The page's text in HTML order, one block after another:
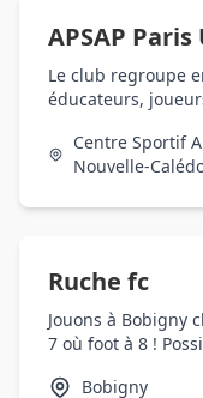
APSAP
Le club regroupe
éducateurs,
Centre Sportif
Nouvelle-
Ruche fc
Jouons à Bobigny
7 où foot à 8 !
Bobigny